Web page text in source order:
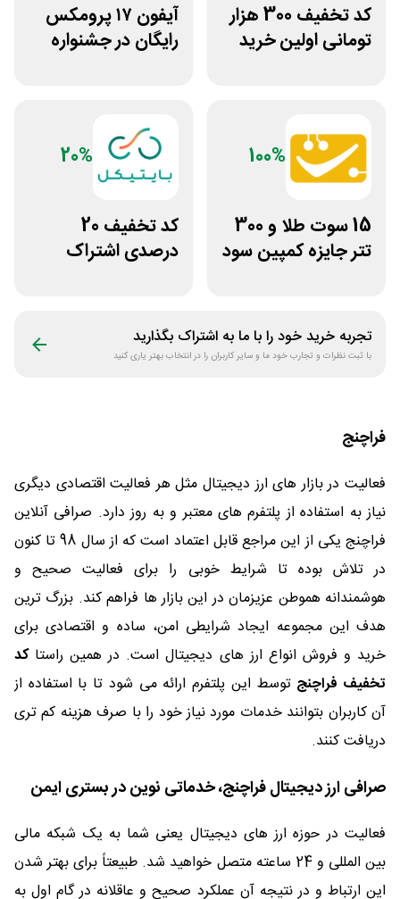
کد تخفیف 300 هزار
تومانی اولین خرید
آیفون ۱۷ پرومکس
رایگان در جشنواره
100%
15 سوت طلا و 300
تتر جایزه کمپین سود
20%
کد تخفیف 20
درصدی اشتراک
تجربه خرید خود را با ما به اشتراک بگذارید
با ثبت نظرات و تجارب خود ما و سایر کاربران را در انتخاب بهتر یاری کنید
فراچنج
فعالیت در بازار های ارز دیجیتال مثل هر فعالیت اقتصادی دیگری
نیاز به استفاده از پلتفرم های معتبر و به روز دارد. صرافی آنلاین
فراچنج یکی از این مراجع قابل اعتماد است که از سال 98 تا کنون
در تلاش بوده تا شرایط خوبی را برای فعالیت صحیح و
هوشمندانه هموطن عزیزمان در این بازار ها فراهم کند. بزرگ ترین
هدف این مجموعه ایجاد شرایطی امن، ساده و اقتصادی برای
خرید و فروش انواع ارز های دیجیتال است. در همین راستاکد
تخفیف فراچنج توسط این پلتفرم ارائه می شود تا با استفاده از
آن کاربران بتوانند خدمات مورد نیاز خود را با صرف هزینه کم تری
دریافت کنند.
صرافی ارز دیجیتال فراچنج، خدماتی نوین در بستری ایمن
فعالیت در حوزه ارز های دیجیتال یعنی شما به یک شبکه مالی
بین المللی و 24 ساعته متصل خواهید شد. طبیعتاً برای بهتر شدن
این ارتباط و در نتیجه آن عملکرد صحیح و عاقلانه در گام اول به